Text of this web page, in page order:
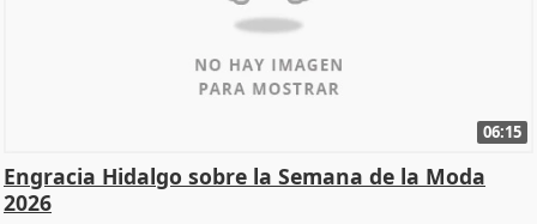
06:15
Engracia Hidalgo sobre la Semana de la Moda
2026